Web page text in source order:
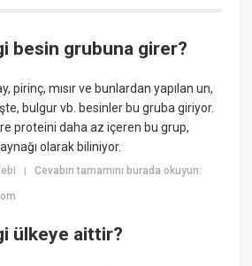
besin grubuna girer?
pirinç, mısır ve bunlardan yapılan un,
bulgur vb. besinler bu gruba giriyor.
proteini daha az içeren bu grup,
olarak biliniyor.
|Cevabın tamamını burada okuyun:
ülkeye aittir?